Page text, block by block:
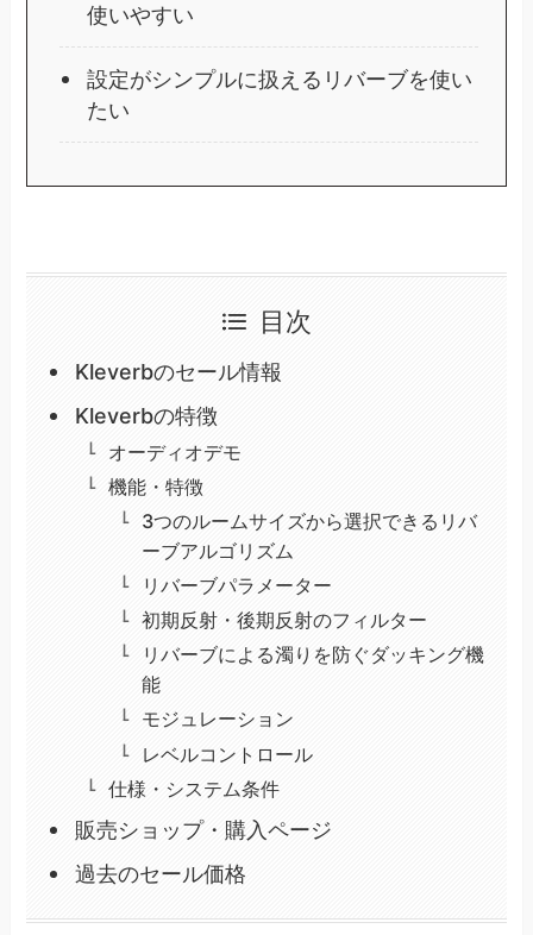
使いやすい
設定がシンプルに扱えるリバーブを使い
たい
目次
Kleverbのセール情報
Kleverbの特徴
オーディオデモ
機能・特徴
3つのルームサイズから選択できるリバ
ーブアルゴリズム
リバーブパラメーター
初期反射・後期反射のフィルター
リバーブによる濁りを防ぐダッキング機
能
モジュレーション
レベルコントロール
仕様・システム条件
販売ショップ・購入ページ
過去のセール価格